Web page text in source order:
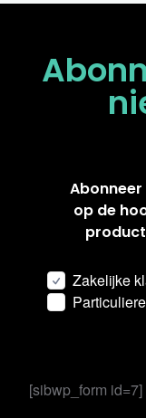
op de
Zakelijke
[sibwp_form id=7]